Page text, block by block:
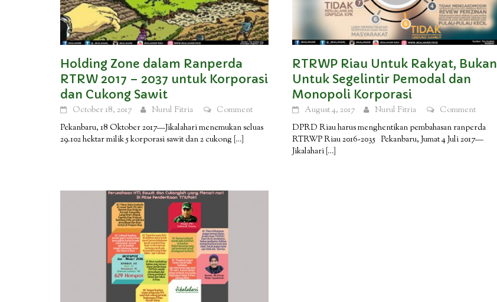
Holding Zone dalam Ranperda
RTRW 2017 – 2037 untuk Korporasi
dan Cukong Sawit
October 18, 2017 Nurul Fitria
Comment
Pekanbaru, 18 Oktober 2017—Jikalahari menemukan seluas
29.102 hektar milik 5 korporasi sawit dan 2 cukong […]
RTRWP Riau Untuk Rakyat, Bukan
Untuk Segelintir Pemodal dan
Monopoli Korporasi
August 4, 2017 Nurul Fitria
Comment
DPRD Riau harus menghentikan pembahasan ranperda
RTRWP Riau 2016-2035 Pekanbaru, Jumat 4 Juli 2017—
Jikalahari […]